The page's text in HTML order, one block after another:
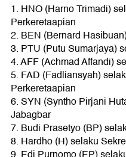
1. HNO (Harno Trimadi)
Perkeretaapian
2. BEN (Bernard
3. PTU (Putu Sumarjaya)
4. AFF (Achmad Affandi)
5. FAD (Fadliansyah)
Perkeretaapian
6. SYN (Syntho Pirjani
Jabagbar
7. Budi Prasetyo (BP)
8. Hardho (H) selaku